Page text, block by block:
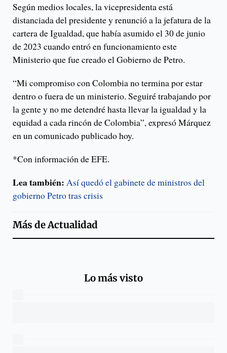
Según medios locales, la vicepresidenta está
distanciada del presidente y renunció a la jefatura de la
cartera de Igualdad, que había asumido el 30 de junio
de 2023 cuando entró en funcionamiento este
Ministerio que fue creado el Gobierno de Petro.
“Mi compromiso con Colombia no termina por estar
dentro o fuera de un ministerio. Seguiré trabajando por
la gente y no me detendré hasta llevar la igualdad y la
equidad a cada rincón de Colombia”, expresó Márquez
en un comunicado publicado hoy.
*Con información de EFE.
Lea también: Así quedó el gabinete de ministros del
gobierno Petro tras crisis
Más deActualidad
Lo más visto